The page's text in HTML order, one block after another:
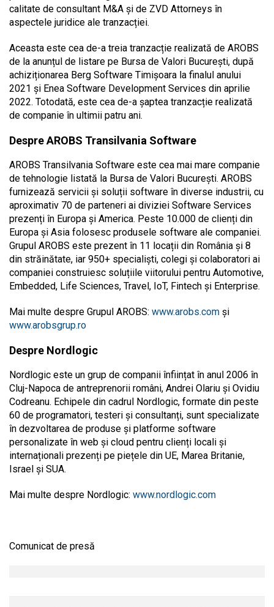
calitate de consultant M&A și de ZVD Attorneys în
aspectele juridice ale tranzacției.
Aceasta este cea de-a treia tranzacție realizată de AROBS
de la anunțul de listare pe Bursa de Valori București, după
achiziționarea Berg Software Timișoara la finalul anului
2021 și Enea Software Development Services din aprilie
2022. Totodată, este cea de-a șaptea tranzacție realizată
de companie în ultimii patru ani.
Despre AROBS Transilvania Software
AROBS Transilvania Software este cea mai mare companie
de tehnologie listată la Bursa de Valori București. AROBS
furnizează servicii și soluții software în diverse industrii, cu
aproximativ 70 de parteneri ai diviziei Software Services
prezenți în Europa și America. Peste 10.000 de clienți din
Europa și Asia folosesc produsele software ale companiei.
Grupul AROBS este prezent în 11 locații din România și 8
din străinătate, iar 950+ specialiști, colegi și colaboratori ai
companiei construiesc soluțiile viitorului pentru Automotive,
Embedded, Life Sciences, Travel, IoT, Fintech și Enterprise.
Mai multe despre Grupul AROBS: www.arobs.com și
www.arobsgrup.ro
Despre Nordlogic
Nordlogic este un grup de companii înființat în anul 2006 în
Cluj-Napoca de antreprenorii români, Andrei Olariu și Ovidiu
Codreanu. Echipele din cadrul Nordlogic, formate din peste
60 de programatori, testeri și consultanți, sunt specializate
în dezvoltarea de produse și platforme software
personalizate în web și cloud pentru clienți locali și
internaționali prezenți pe piețele din UE, Marea Britanie,
Israel și SUA.
Mai multe despre Nordlogic: www.nordlogic.com
Comunicat de presă